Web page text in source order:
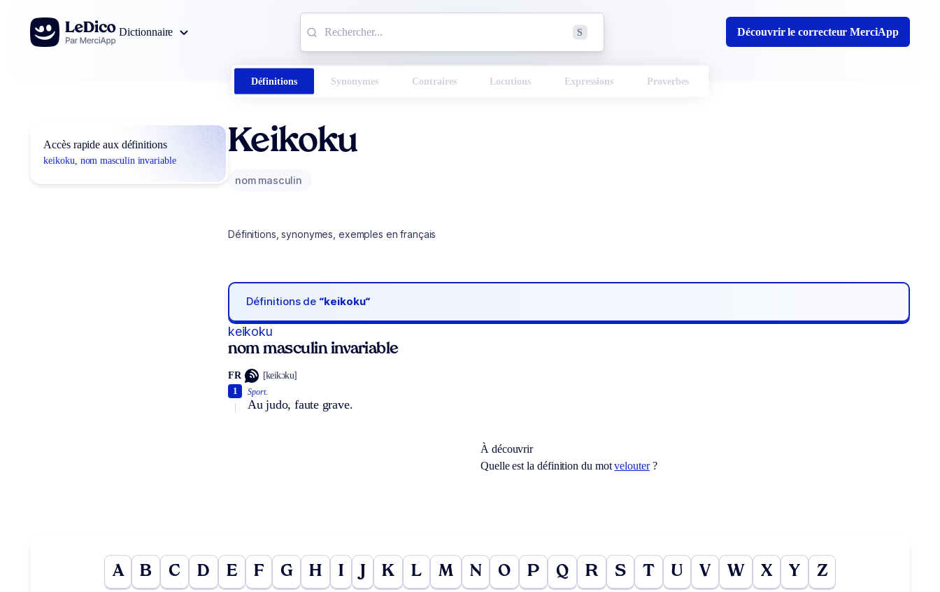
Aller au contenu
Dictionnaire
S Découvrir le correcteur MerciApp
Définitions Synonymes Contraires Locutions Expressions Proverbes
Accès rapide aux définitions
keikoku, nom masculin invariable
Keikoku
nom masculin
Définitions, synonymes, exemples en français
Définitions de “keikoku“
keikoku
nom masculin invariable
FR [keikɔku]
Sport.
Au judo, faute grave.
1
À découvrir
Quelle est la définition du motvelouter?
A B C D E F G H I K L M N O P Q R S T U V W X Y Z